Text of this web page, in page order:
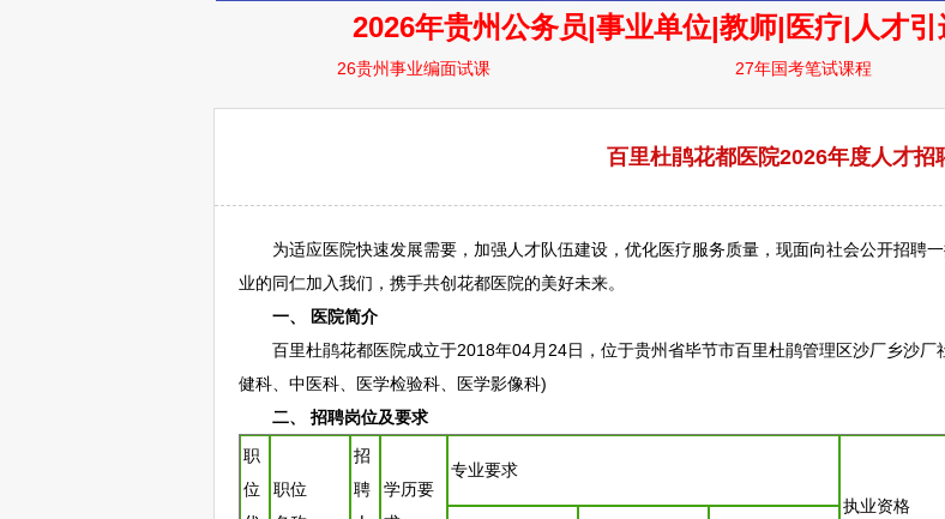
百里杜鹃花都医院2026年度人才招
为适应医院快速发展需要，加强人才队伍建设，优化医疗服务质量，现面向社会公开招聘
业的同仁加入我们，携手共创花都医院的美好未来。
一、 医院简介
百里杜鹃花都医院成立于2018年04月24日，位于贵州省毕节市百里杜鹃管理区沙厂乡沙厂
健科、中医科、医学检验科、医学影像科)
二、 招聘岗位及要求
职
位
职位
招
聘
学历要
专业要求
执业资格